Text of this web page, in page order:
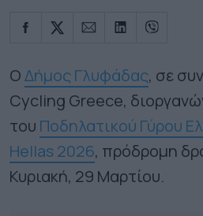
ΟΔήμος Γλυφάδας, σε
Cycling Greece,
του Ποδηλατικού Γύρου
Hellas 2026, πρόδρομη
Κυριακή, 29 Μαρτίου.